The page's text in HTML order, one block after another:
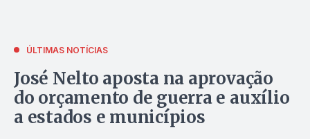
ÚLTIMAS NOTÍCIAS
José Nelto aposta na aprovação
do orçamento de guerra e auxílio
a estados e municípios